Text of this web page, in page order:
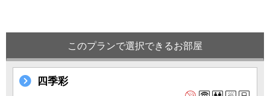
このプランで選択できるお部屋
四季彩